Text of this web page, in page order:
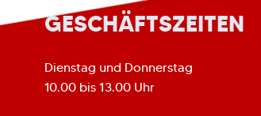
GESCHÄFTSZEITEN
Dienstag und Donnerstag
10.00 bis 13.00 Uhr